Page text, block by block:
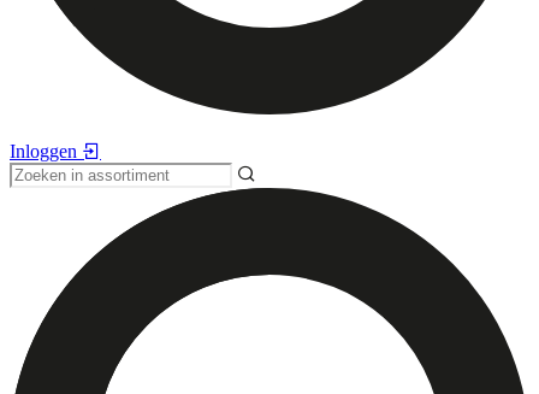
Inloggen